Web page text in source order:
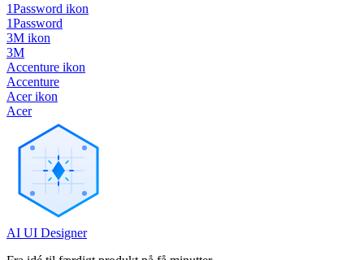
1Password ikon
1Password
3M ikon
3M
Accenture ikon
Accenture
Acer ikon
Acer
AI UI Designer